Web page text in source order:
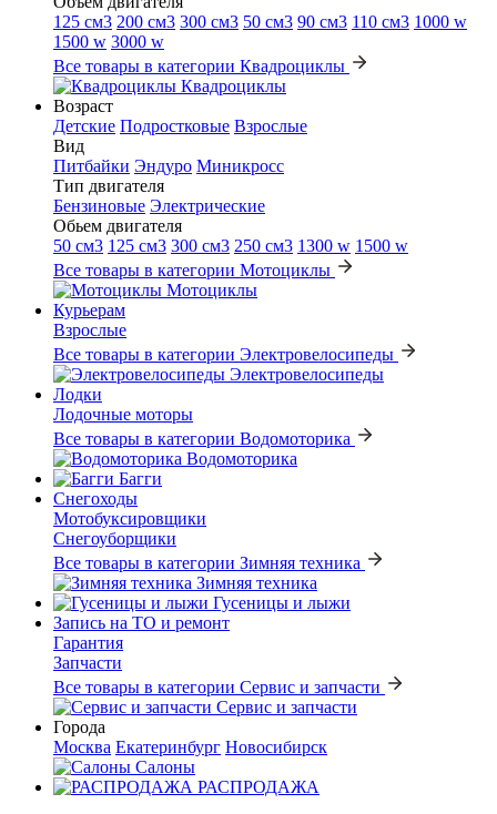
125 см3 200 см3 300 см3 50 см3 90 см3 110 см3 1000 w
1500 w 3000 w
Все товары в категории Квадроциклы
Квадроциклы
Возраст
Детские Подростковые Взрослые
Вид
Питбайки Эндуро Миникросс
Тип двигателя
Бензиновые Электрические
Обьем двигателя
50 см3 125 см3 300 см3 250 см3 1300 w 1500 w
Все товары в категории Мотоциклы
Мотоциклы
Курьерам
Взрослые
Все товары в категории Электровелосипеды
Электровелосипеды
Лодки
Лодочные моторы
Все товары в категории Водомоторика
Водомоторика
Багги
Снегоходы
Мотобуксировщики
Снегоуборщики
Все товары в категории Зимняя техника
Зимняя техника
Гусеницы и лыжи
Запись на ТО и ремонт
Гарантия
Запчасти
Все товары в категории Сервис и запчасти
Сервис и запчасти
Города
Москва Екатеринбург Новосибирск
Салоны
РАСПРОДАЖА